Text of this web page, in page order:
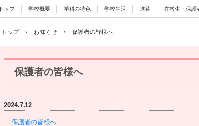
トップ 学校概要 学科の特色 学校生活 進路 在校生・保護
トップ › お知らせ › 保護者の皆様へ
保護者の皆様へ
2024.7.12
保護者の皆様へ